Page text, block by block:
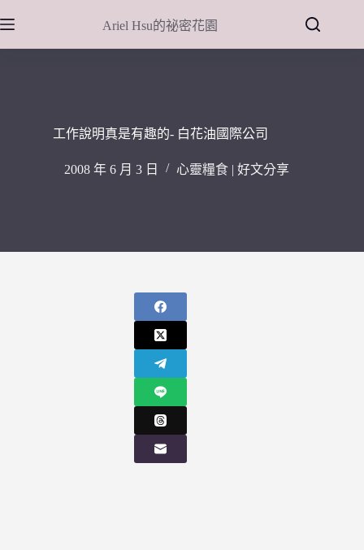
至
主
Ariel Hsu的祕密花園
工作說明真是有趣的- 白花油國際公司
2008 年 6 月 3 日 心靈糧食 | 好文分享